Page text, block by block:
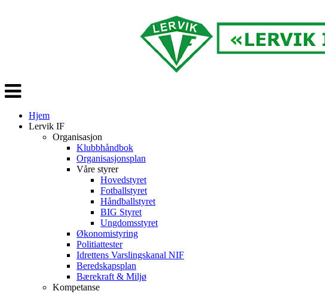
Veksle
navigasjon
Hjem
Lervik IF
Organisasjon
Klubbhåndbok
Organisasjonsplan
Våre styrer
Hovedstyret
Fotballstyret
Håndballstyret
BIG Styret
Ungdomsstyret
Økonomistyring
Politiattester
Idrettens Varslingskanal NIF
Beredskapsplan
Bærekraft & Miljø
Kompetanse